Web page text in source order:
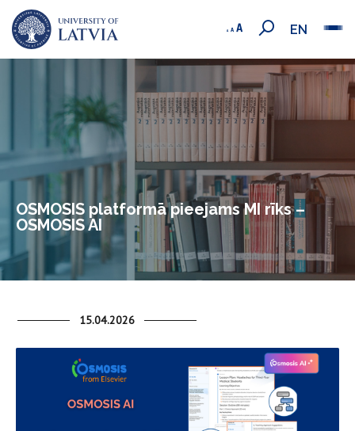
EN
OSMOSIS platformā pieejams MI rīks –
OSMOSIS AI
15.04.2026